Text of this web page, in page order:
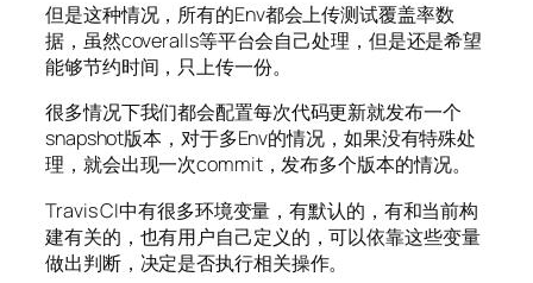
但是这种情况，所有的Env都会上传测试覆盖率数
据，虽然coveralls等平台会自己处理，但是还是希望
能够节约时间，只上传一份。
很多情况下我们都会配置每次代码更新就发布一个
snapshot版本，对于多Env的情况，如果没有特殊处
理，就会出现一次commit，发布多个版本的情况。
Travis CI中有很多环境变量，有默认的，有和当前构
建有关的，也有用户自己定义的，可以依靠这些变量
做出判断，决定是否执行相关操作。